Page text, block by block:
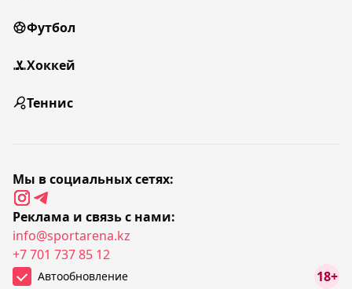
Футбол
Хоккей
Теннис
Мы в социальных сетях:
Реклама и связь с нами:
info@sportarena.kz
+7 701 737 85 12
Автообновление 18+